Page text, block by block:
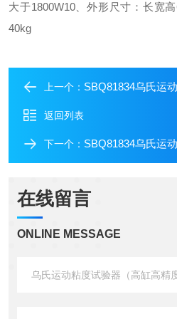
大于1800W10、外形尺寸：长宽高
40kg
上一个： SBQ81834乌氏运
返回列表
下一个： SBQ81834乌氏运
在线留言
ONLINE MESSAGE